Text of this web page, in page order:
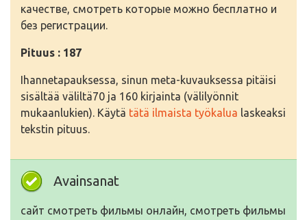
качестве, смотреть которые можно бесплатно и
без регистрации.
Pituus : 187
Ihannetapauksessa, sinun meta-kuvauksessa pitäisi
sisältää väliltä70 ja 160 kirjainta (välilyönnit
mukaanlukien). Käytä tätä ilmaista työkalua laskeaksi
tekstin pituus.
Avainsanat
сайт смотреть фильмы онлайн, смотреть фильмы